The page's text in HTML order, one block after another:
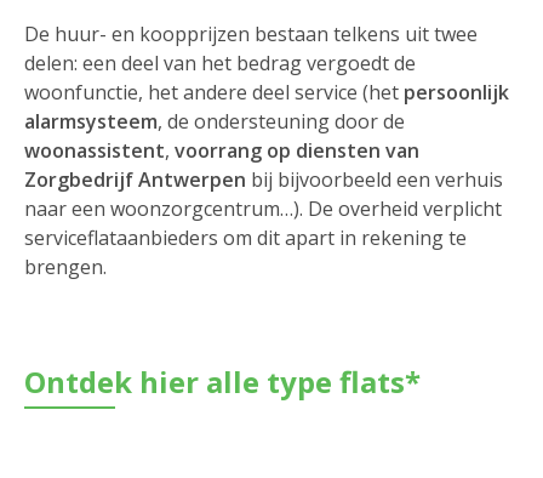
De huur- en koopprijzen bestaan telkens uit twee
delen: een deel van het bedrag vergoedt de
woonfunctie, het andere deel service (het persoonlijk
alarmsysteem, de ondersteuning door de
woonassistent, voorrang op diensten van
Zorgbedrijf Antwerpen bij bijvoorbeeld een verhuis
naar een woonzorgcentrum…). De overheid verplicht
serviceflataanbieders om dit apart in rekening te
brengen.
Ontdek hier alle type flats*